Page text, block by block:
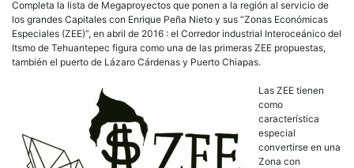
Completa la lista de Megaproyectos que ponen a la región al servicio de
los grandes Capitales con Enrique Peña Nieto y sus “Zonas Económicas
Especiales (ZEE)”, en abril de 2016 : el Corredor industrial Interoceánico del
Itsmo de Tehuantepec figura como una de las primeras ZEE propuestas,
también el puerto de Lázaro Cárdenas y Puerto Chiapas.
Las ZEE tienen
como
característica
especial
convertirse en una
Zona con